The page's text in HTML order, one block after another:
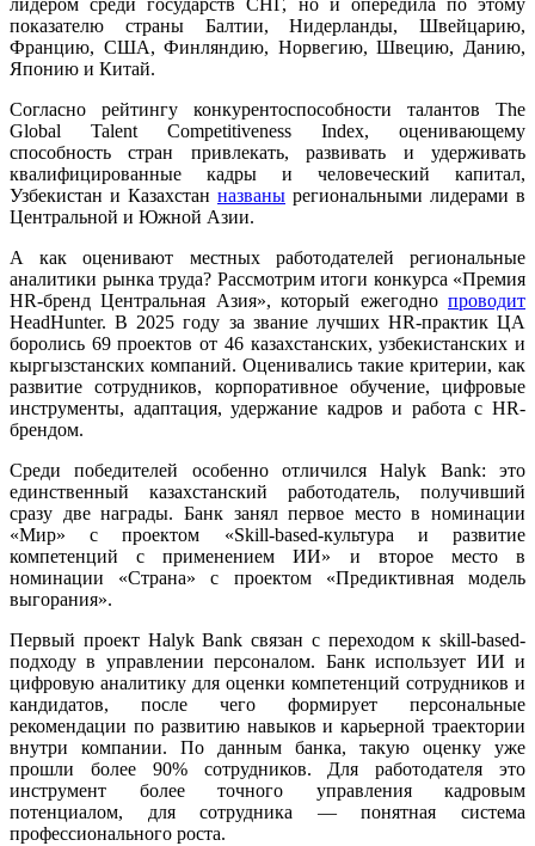
лидером среди государств СНГ, но и опередила по этому
показателю страны Балтии, Нидерланды, Швейцарию,
Францию, США, Финляндию, Норвегию, Швецию, Данию,
Японию и Китай.
Согласно рейтингу конкурентоспособности талантов The
Global Talent Competitiveness Index, оценивающему
способность стран привлекать, развивать и удерживать
квалифицированные кадры и человеческий капитал,
Узбекистан и Казахстан названы региональными лидерами в
Центральной и Южной Азии.
А как оценивают местных работодателей региональные
аналитики рынка труда? Рассмотрим итоги конкурса «Премия
HR-бренд Центральная Азия», который ежегодно проводит
HeadHunter. В 2025 году за звание лучших HR-практик ЦА
боролись 69 проектов от 46 казахстанских, узбекистанских и
кыргызстанских компаний. Оценивались такие критерии, как
развитие сотрудников, корпоративное обучение, цифровые
инструменты, адаптация, удержание кадров и работа с HR-
брендом.
Среди победителей особенно отличился Halyk Bank: это
единственный казахстанский работодатель, получивший
сразу две награды. Банк занял первое место в номинации
«Мир» с проектом «Skill-based-культура и развитие
компетенций с применением ИИ» и второе место в
номинации «Страна» с проектом «Предиктивная модель
выгорания».
Первый проект Halyk Bank связан с переходом к skill-based-
подходу в управлении персоналом. Банк использует ИИ и
цифровую аналитику для оценки компетенций сотрудников и
кандидатов, после чего формирует персональные
рекомендации по развитию навыков и карьерной траектории
внутри компании. По данным банка, такую оценку уже
прошли более 90% сотрудников. Для работодателя это
инструмент более точного управления кадровым
потенциалом, для сотрудника — понятная система
профессионального роста.